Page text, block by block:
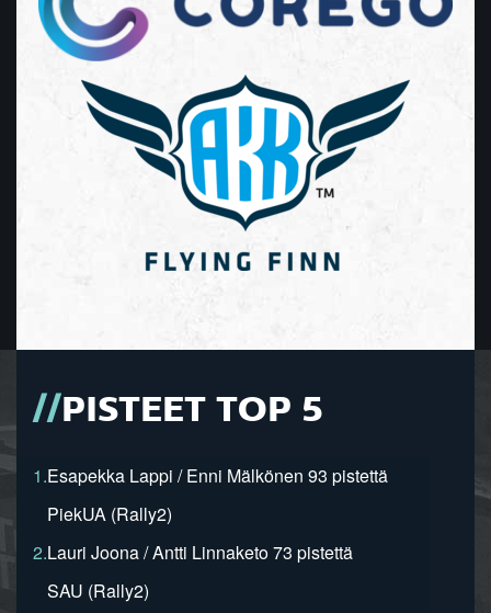
PISTEET TOP 5
1.Esapekka Lappi / Enni Mälkönen 93 pistettä
PiekUA (Rally2)
2.Lauri Joona / Antti Linnaketo 73 pistettä
SAU (Rally2)